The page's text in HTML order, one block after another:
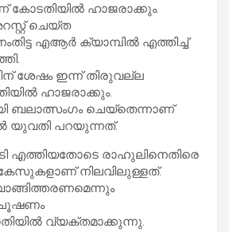
ഹാജരാക്കും.
ചെയ്ത
എആർ ക്യാമ്പിൽ എത്തിച്ച്
ശേഷം ഇന്ന് തിരുവല്ല
ഹാജരാക്കും.
ബലാത്സംഗം ചെയ്‌തെന്നാണ്
യുവതി പറയുന്നത്.
എത്തിയതോടെ രാഹുലിനെതിരെ
നിലവിലുള്ളത്.
ചൂഷണം
വ്യക്തമാക്കുന്നു.